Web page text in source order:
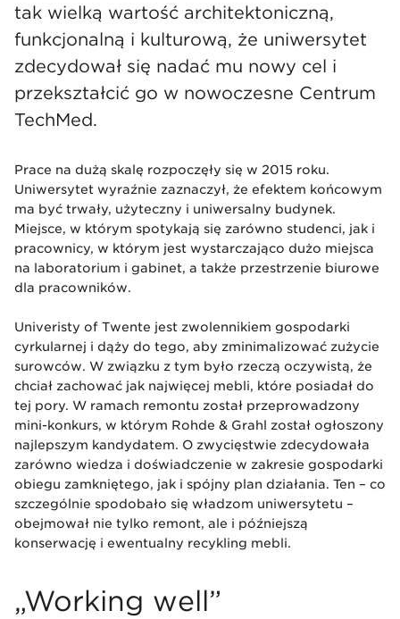
tak wielką wartość architektoniczną,
funkcjonalną i kulturową, że uniwersytet
zdecydował się nadać mu nowy cel i
przekształcić go w nowoczesne Centrum
TechMed.
Prace na dużą skalę rozpoczęły się w 2015 roku.
Uniwersytet wyraźnie zaznaczył, że efektem końcowym
ma być trwały, użyteczny i uniwersalny budynek.
Miejsce, w którym spotykają się zarówno studenci, jak i
pracownicy, w którym jest wystarczająco dużo miejsca
na laboratorium i gabinet, a także przestrzenie biurowe
dla pracowników.
Univeristy of Twente jest zwolennikiem gospodarki
cyrkularnej i dąży do tego, aby zminimalizować zużycie
surowców. W związku z tym było rzeczą oczywistą, że
chciał zachować jak najwięcej mebli, które posiadał do
tej pory. W ramach remontu został przeprowadzony
mini-konkurs, w którym Rohde & Grahl został ogłoszony
najlepszym kandydatem. O zwycięstwie zdecydowała
zarówno wiedza i doświadczenie w zakresie gospodarki
obiegu zamkniętego, jak i spójny plan działania. Ten – co
szczególnie spodobało się władzom uniwersytetu –
obejmował nie tylko remont, ale i późniejszą
konserwację i ewentualny recykling mebli.
„Working well”